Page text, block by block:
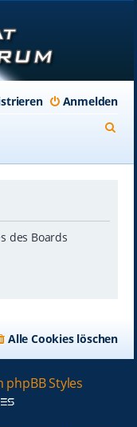
Anmelden
des Boards
Alle Cookies löschen
phpBB Styles